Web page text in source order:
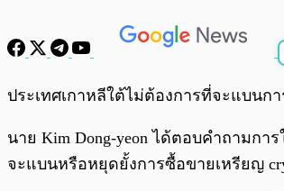
พร้อมเล่น
ประเทศเกาหลีใต้ไม่ต้องการที่จะแบนก
นาย Kim Dong-yeon ได้ตอบคำถามก
จะแบนหรือหยุดยั้งการซื้อขายเหรียญ